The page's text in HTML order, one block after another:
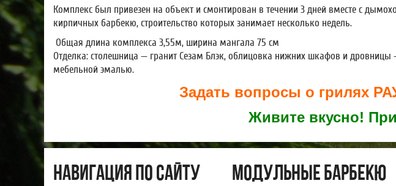
Комплекс был привезен на объект и смонтирован в течении 3 дней вместе с
кирпичных барбекю, строительство которых занимает несколько недель.
Общая длина комплекса 3,55м, ширина мангала 75 см
Отделка: столешница — гранит Сезам Блэк, облицовка нижних шкафов и
мебельной эмалью.
Задать вопросы о грилях
Живите вкусно!
Навигация по сайту Модульные барбекю